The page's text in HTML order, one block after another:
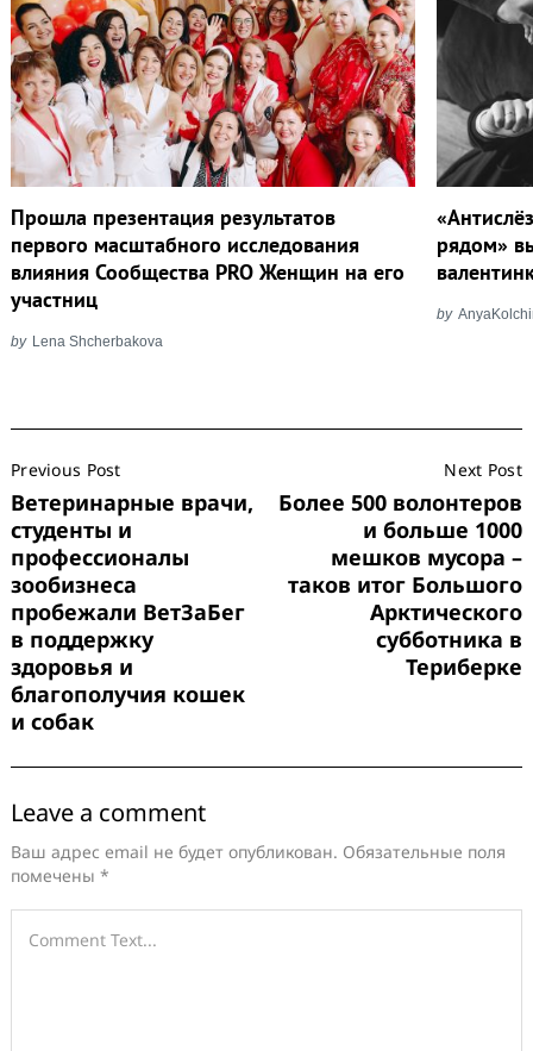
Прошла презентация результатов
первого масштабного исследования
влияния Сообщества PRO Женщин на его
участниц
by Lena Shcherbakova
рядом»
by
Navigation
Previous Post
Ветеринарные врачи,
студенты и
профессионалы
зообизнеса
пробежали ВетЗаБег
в поддержку
здоровья и
благополучия кошек
и собак
Next Post
Более 500 волонтеров
и больше 1000
мешков мусора –
таков итог Большого
Арктического
субботника в
Териберке
Leave a comment
Ваш адрес email не будет опубликован. Обязательные поля
помечены *